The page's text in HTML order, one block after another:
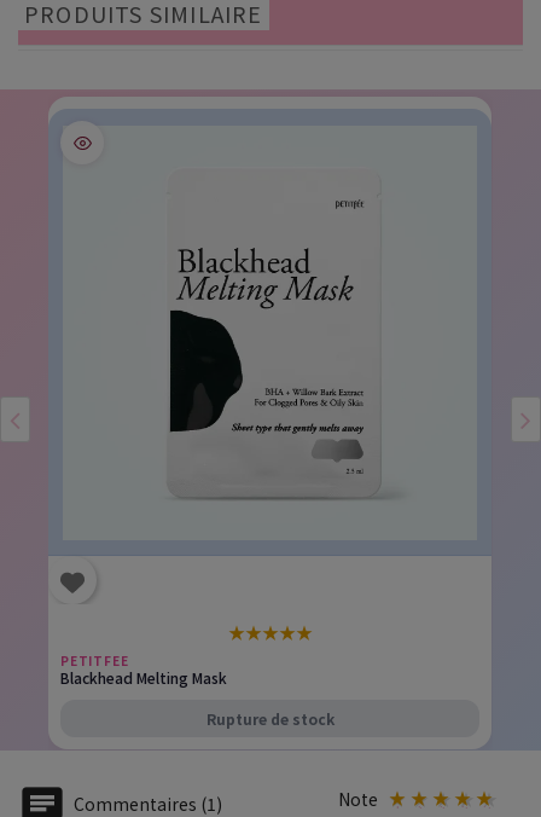
PRODUITS SIMILAIRE
★★★★★
PETITFEE
Blackhead Melting Mask
Rupture de stock
Commentaires (1) Note